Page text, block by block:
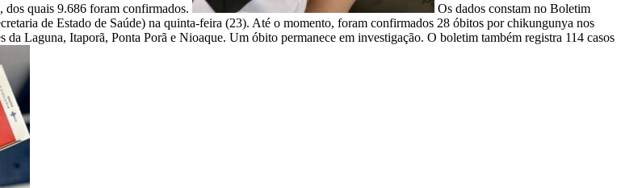
quais 9.686 foram confirmados.
Os dados constam no Boletim
de Estado de Saúde) na quinta-feira (23). Até o momento, foram confirmados 28 óbitos por chikungunya nos
Laguna, Itaporã, Ponta Porã e Nioaque. Um óbito permanece em investigação. O boletim também registra 114 casos